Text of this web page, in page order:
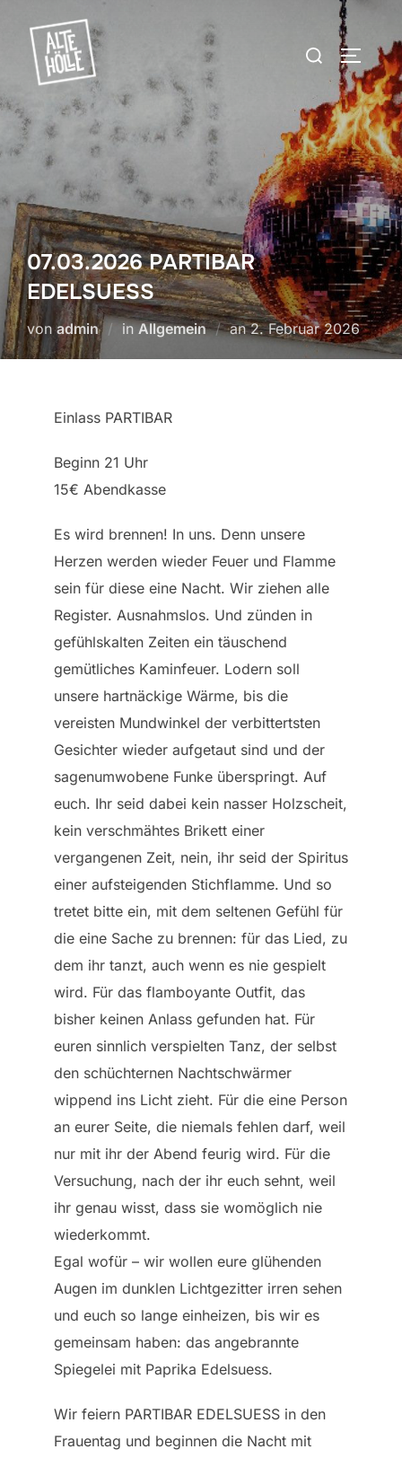
Inhalt
springen
Suchen
07.03.2026 PARTIBAR
EDELSUESS
vonadmin inAllgemein anVeröffentlicht
2. Februar 2026
Einlass PARTIBAR
Beginn 21 Uhr
15€ Abendkasse
Es wird brennen! In uns. Denn unsere
Herzen werden wieder Feuer und Flamme
sein für diese eine Nacht. Wir ziehen alle
Register. Ausnahmslos. Und zünden in
gefühlskalten Zeiten ein täuschend
gemütliches Kaminfeuer. Lodern soll
unsere hartnäckige Wärme, bis die
vereisten Mundwinkel der verbittertsten
Gesichter wieder aufgetaut sind und der
sagenumwobene Funke überspringt. Auf
euch. Ihr seid dabei kein nasser Holzscheit,
kein verschmähtes Brikett einer
vergangenen Zeit, nein, ihr seid der Spiritus
einer aufsteigenden Stichflamme. Und so
tretet bitte ein, mit dem seltenen Gefühl für
die eine Sache zu brennen: für das Lied, zu
dem ihr tanzt, auch wenn es nie gespielt
wird. Für das flamboyante Outfit, das
bisher keinen Anlass gefunden hat. Für
euren sinnlich verspielten Tanz, der selbst
den schüchternen Nachtschwärmer
wippend ins Licht zieht. Für die eine Person
an eurer Seite, die niemals fehlen darf, weil
nur mit ihr der Abend feurig wird. Für die
Versuchung, nach der ihr euch sehnt, weil
ihr genau wisst, dass sie womöglich nie
wiederkommt.
Egal wofür – wir wollen eure glühenden
Augen im dunklen Lichtgezitter irren sehen
und euch so lange einheizen, bis wir es
gemeinsam haben: das angebrannte
Spiegelei mit Paprika Edelsuess.
Wir feiern PARTIBAR EDELSUESS in den
Frauentag und beginnen die Nacht mit